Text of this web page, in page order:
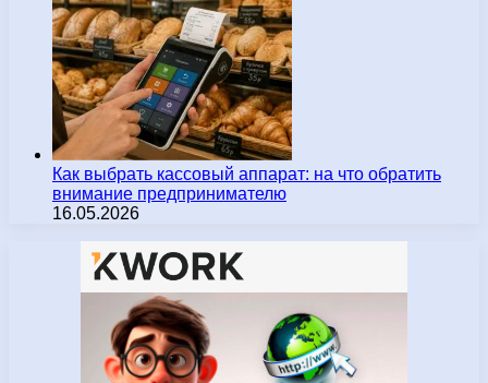
Как выбрать кассовый аппарат: на что обратить
внимание предпринимателю
16.05.2026